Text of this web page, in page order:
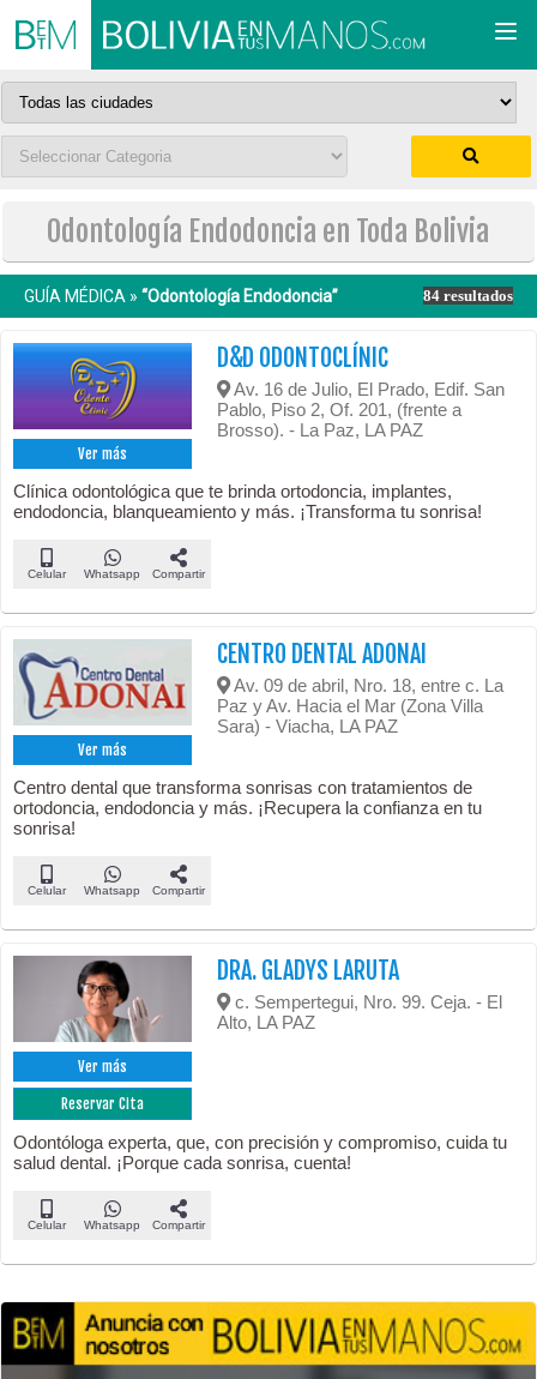
Odontología Endodoncia en Toda Bolivia
GUÍA MÉDICA » “Odontología Endodoncia” 84 resultados
Ver más
D&D ODONTOCLÍNIC
Av. 16 de Julio, El Prado, Edif. San
Pablo, Piso 2, Of. 201, (frente a
Brosso). - La Paz, LA PAZ
Clínica odontológica que te brinda ortodoncia, implantes,
endodoncia, blanqueamiento y más. ¡Transforma tu sonrisa!
Celular Whatsapp Compartir
Ver más
CENTRO DENTAL ADONAI
Av. 09 de abril, Nro. 18, entre c. La
Paz y Av. Hacia el Mar (Zona Villa
Sara) - Viacha, LA PAZ
Centro dental que transforma sonrisas con tratamientos de
ortodoncia, endodoncia y más. ¡Recupera la confianza en tu
sonrisa!
Celular Whatsapp Compartir
Ver más
Reservar Cita
DRA. GLADYS LARUTA
c. Sempertegui, Nro. 99. Ceja. - El
Alto, LA PAZ
Odontóloga experta, que, con precisión y compromiso, cuida tu
salud dental. ¡Porque cada sonrisa, cuenta!
Celular Whatsapp Compartir